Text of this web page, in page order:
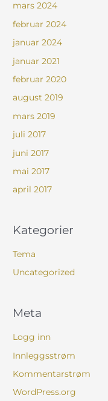
mars 2024
februar 2024
januar 2024
januar 2021
februar 2020
august 2019
mars 2019
juli 2017
juni 2017
mai 2017
april 2017
Kategorier
Tema
Uncategorized
Meta
Logg inn
Innleggsstrøm
Kommentarstrøm
WordPress.org